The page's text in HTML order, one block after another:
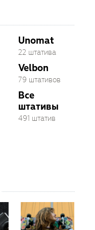
Unomat
22 штатива
Velbon
79 штативов
Все
штативы
491 штатив